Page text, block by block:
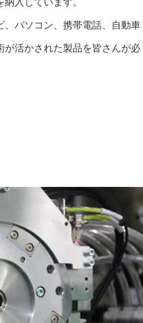
入しています。
、パソコン、携帯電話、自動車
が活かされた製品を皆さんが必